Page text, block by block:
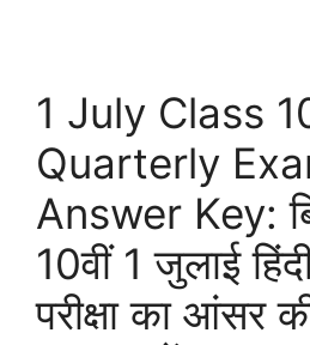
1 July Class
Quarterly
Answer Key:
10वीं 1 जुलाई
परीक्षा का आंसर